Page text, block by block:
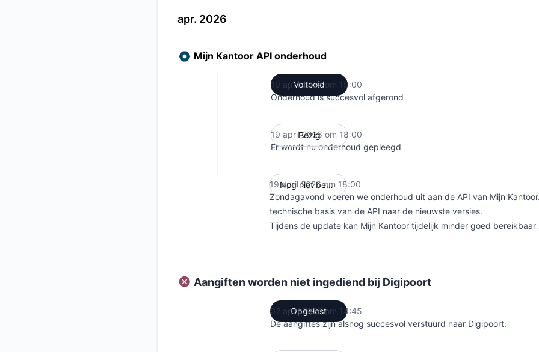
apr. 2026
Mijn Kantoor API onderhoud
Voltooid
19 april 2026 om 19:00
Onderhoud is succesvol afgerond
Bezig
19 april 2026 om 18:00
Er wordt nu onderhoud gepleegd
Nog niet begonnen
19 april 2026 om 18:00
Zondagavond voeren we onderhoud uit aan de API van Mijn
technische basis van de API naar de nieuwste versies.
Tijdens de update kan Mijn Kantoor tijdelijk minder goed bereikbaar
Aangiften worden niet ingediend bij Digipoort
Opgelost
02 april 2026 om 14:45
De aangiftes zijn alsnog succesvol verstuurd naar Digipoort.